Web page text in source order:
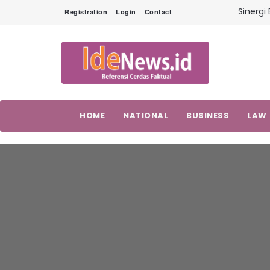
Registration Login Contact
Sinergi
HOME NATIONAL BUSINESS LAW